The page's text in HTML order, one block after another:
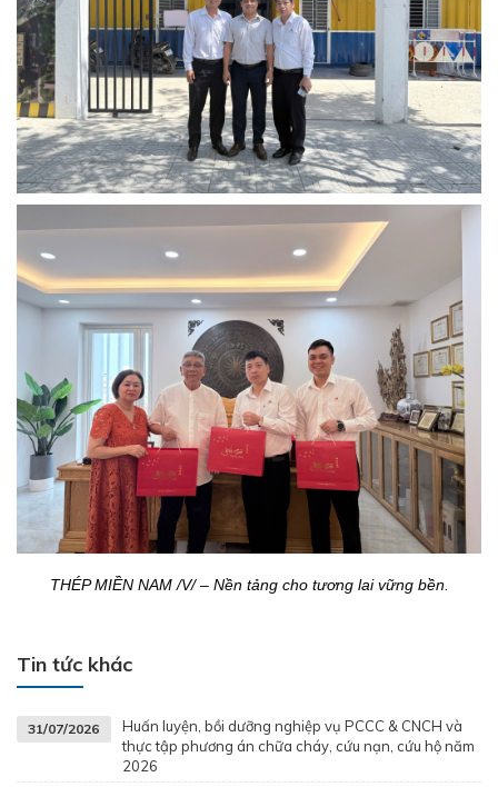
THÉP MIỀN NAM /V/ – Nền tảng cho tương lai vững bền.
Tin tức khác
31/07/2026
Huấn luyện, bồi dưỡng nghiệp vụ PCCC & CNCH và
thực tập phương án chữa cháy, cứu nạn, cứu hộ năm
2026